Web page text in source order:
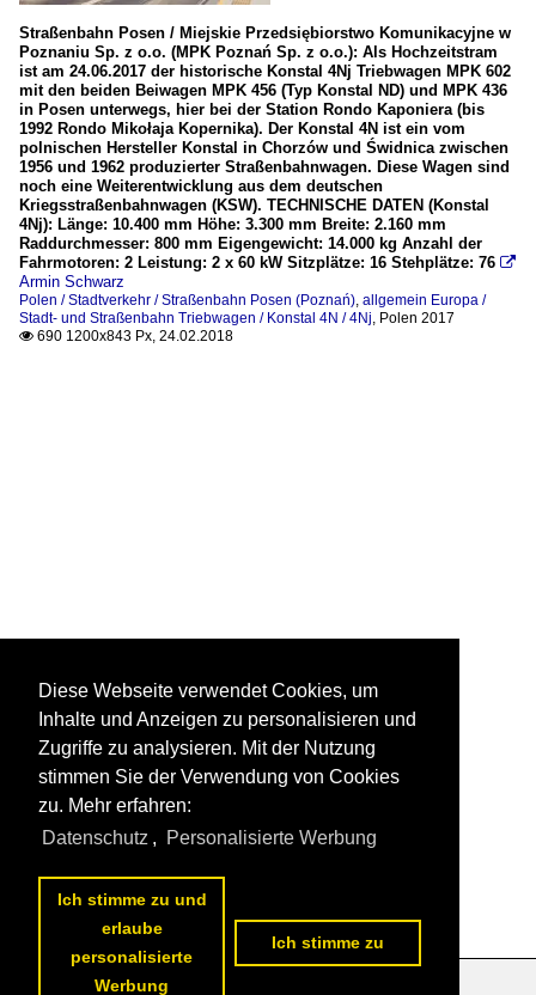
Straßenbahn Posen / Miejskie Przedsiębiorstwo Komunikacyjne w
Poznaniu Sp. z o.o. (MPK Poznań Sp. z o.o.): Als Hochzeitstram
ist am 24.06.2017 der historische Konstal 4Nj Triebwagen MPK 602
mit den beiden Beiwagen MPK 456 (Typ Konstal ND) und MPK 436
in Posen unterwegs, hier bei der Station Rondo Kaponiera (bis
1992 Rondo Mikołaja Kopernika). Der Konstal 4N ist ein vom
polnischen Hersteller Konstal in Chorzów und Świdnica zwischen
1956 und 1962 produzierter Straßenbahnwagen. Diese Wagen sind
noch eine Weiterentwicklung aus dem deutschen
Kriegsstraßenbahnwagen (KSW). TECHNISCHE DATEN (Konstal
4Nj): Länge: 10.400 mm Höhe: 3.300 mm Breite: 2.160 mm
Raddurchmesser: 800 mm Eigengewicht: 14.000 kg Anzahl der
Fahrmotoren: 2 Leistung: 2 x 60 kW Sitzplätze: 16 Stehplätze: 76 
Armin Schwarz
Polen / Stadtverkehr / Straßenbahn Posen (Poznań), allgemein Europa /
Stadt- und Straßenbahn Triebwagen / Konstal 4N / 4Nj, Polen 2017
 690 1200x843 Px, 24.02.2018
Diese Webseite verwendet Cookies, um
Inhalte und Anzeigen zu personalisieren und
Zugriffe zu analysieren. Mit der Nutzung
stimmen Sie der Verwendung von Cookies
zu. Mehr erfahren:
Datenschutz , Personalisierte Werbung
Ich stimme zu und
erlaube
personalisierte
Werbung
Ich stimme zu